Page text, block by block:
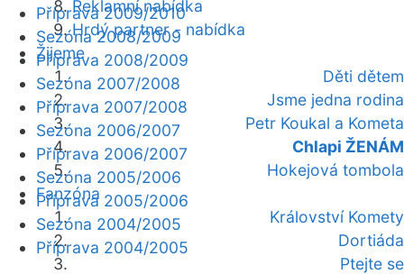
Reklamní nabídka
Hrdý partner - nabídka
Žijeme
Děti dětem
Jsme jedna rodina
Petr Koukal a Kometa
Chlapi ŽENÁM
Hokejová tombola
Fanzóna
Království Komety
Dortiáda
Ptejte se
Příprava 2009/2010
Sezóna 2008/2009
Příprava 2008/2009
Sezóna 2007/2008
Příprava 2007/2008
Sezóna 2006/2007
Příprava 2006/2007
Sezóna 2005/2006
Příprava 2005/2006
Sezóna 2004/2005
Příprava 2004/2005